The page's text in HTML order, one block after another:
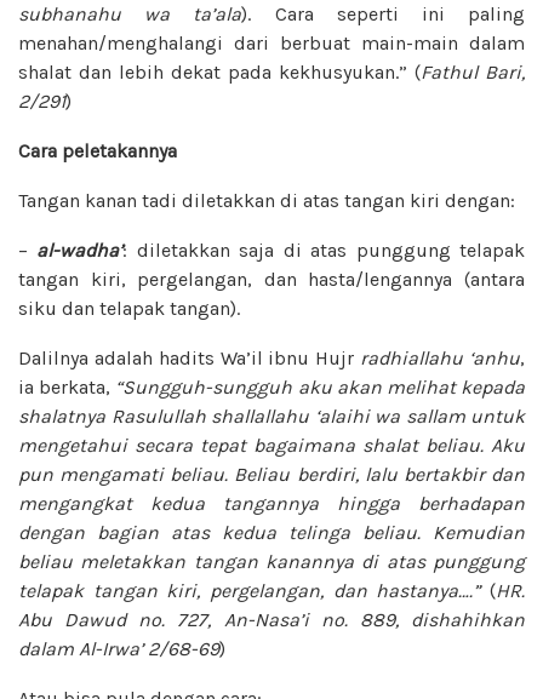
subhanahu wa ta’ala). Cara seperti ini paling
menahan/menghalangi dari berbuat main-main dalam
shalat dan lebih dekat pada kekhusyukan.” (Fathul Bari,
2/291)
Cara peletakannya
Tangan kanan tadi diletakkan di atas tangan kiri dengan:
– al-wadha’: diletakkan saja di atas punggung telapak
tangan kiri, pergelangan, dan hasta/lengannya (antara
siku dan telapak tangan).
Dalilnya adalah hadits Wa’il ibnu Hujr radhiallahu ‘anhu,
ia berkata, “Sungguh-sungguh aku akan melihat kepada
shalatnya Rasulullah shallallahu ‘alaihi wa sallam untuk
mengetahui secara tepat bagaimana shalat beliau. Aku
pun mengamati beliau. Beliau berdiri, lalu bertakbir dan
mengangkat kedua tangannya hingga berhadapan
dengan bagian atas kedua telinga beliau. Kemudian
beliau meletakkan tangan kanannya di atas punggung
telapak tangan kiri, pergelangan, dan hastanya….”(HR.
Abu Dawud no. 727, An-Nasa’i no. 889, dishahihkan
dalam Al-Irwa’ 2/68-69)